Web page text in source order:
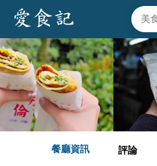
餐廳資訊 評論